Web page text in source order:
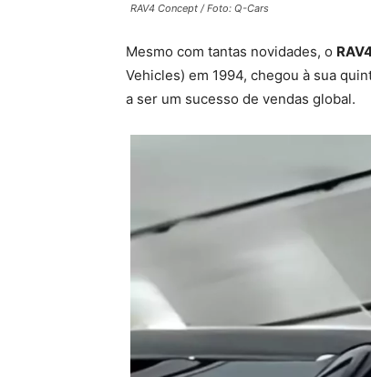
RAV4 Concept / Foto: Q-Cars
Mesmo com tantas novidades, o
Vehicles) em 1994, chegou à sua
a ser um sucesso de vendas global.